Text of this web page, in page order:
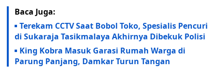
Baca Juga:
Terekam CCTV Saat Bobol Toko, Spesialis Pencuri
di Sukaraja Tasikmalaya Akhirnya Dibekuk Polisi
King Kobra Masuk Garasi Rumah Warga di
Parung Panjang, Damkar Turun Tangan